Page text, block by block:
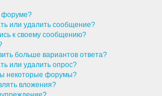
форуме?
или удалить сообщение?
к своему сообщению?
больше вариантов ответа?
или удалить опрос?
некоторые форумы?
вложения?